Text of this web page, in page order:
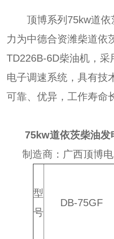
顶博系列75kw道依
力为中德合资潍柴道依
TD226B-6D柴油机，采
电子调速系统，具有技
可靠、优异，工作寿命
75kw道依茨柴油发
制造商：广西顶博
型
号
DB-75GF